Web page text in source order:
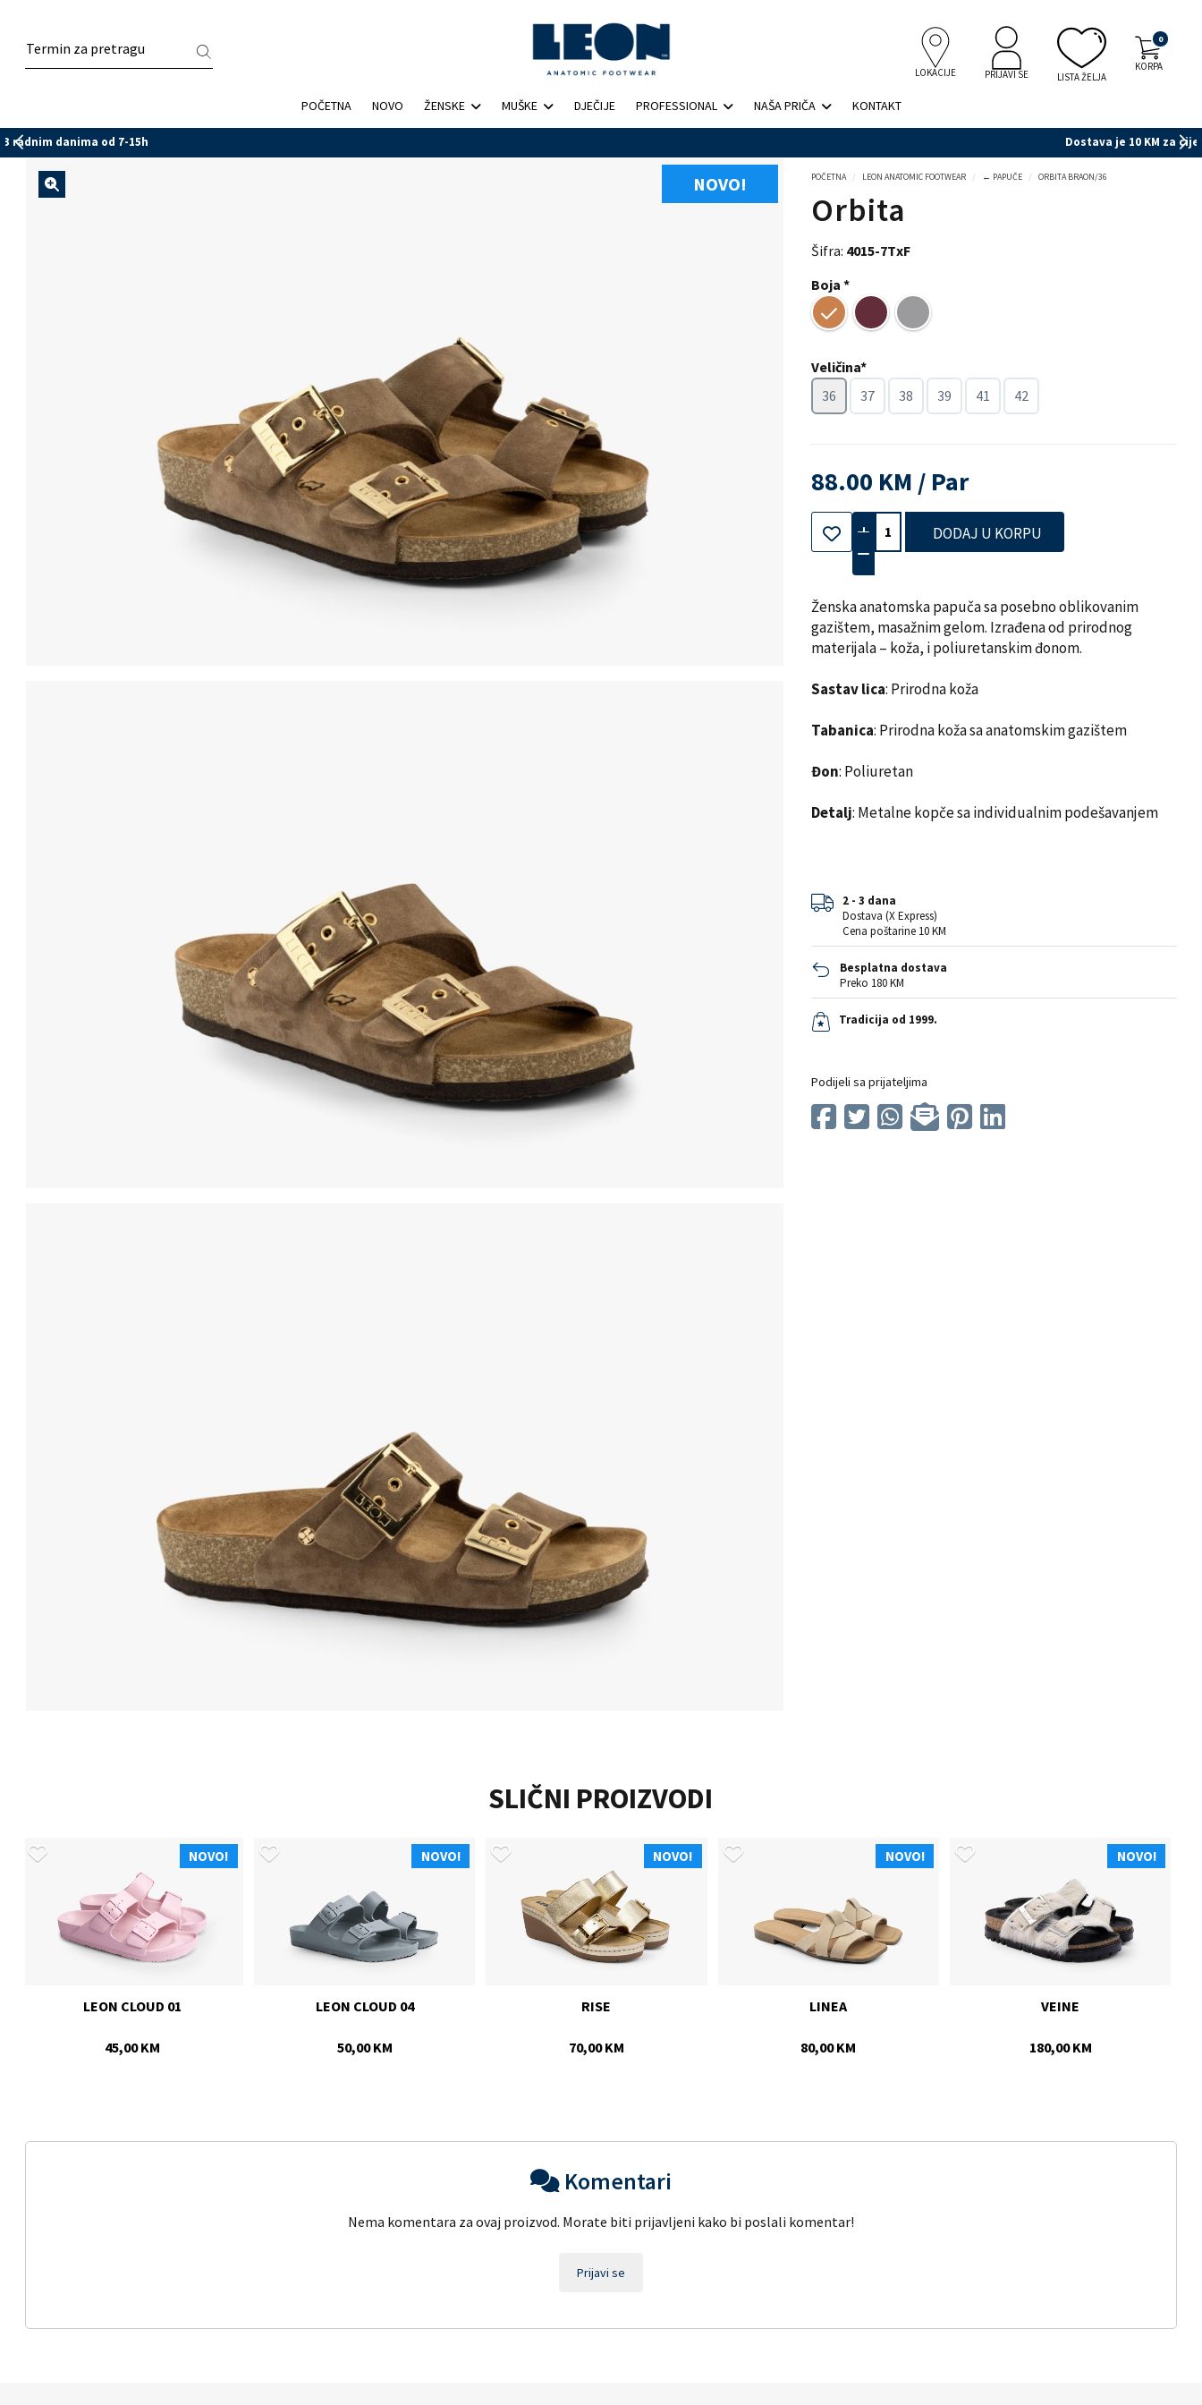
LOKACIJE PRIJAVI SE LISTA ŽELJA
KORPA
0
POČETNA NOVO ŽENSKE MUŠKE DJEČIJE PROFESSIONAL NAŠA PRIČA KONTAKT
Bosnu i Hercegovinu
NOVO! POČETNA LEON ANATOMIC FOOTWEAR ← PAPUČE ORBITA BRAON/36
Orbita
Šifra: 4015-7TxF
Boja *
Veličina*
36
37 38 39 41 42
88.00 KM / Par
DODAJ U KORPU
Ženska anatomska papuča sa posebno oblikovanim
gazištem, masažnim gelom. Izrađena od prirodnog
materijala – koža, i poliuretanskim đonom.
Sastav lica: Prirodna koža
Tabanica: Prirodna koža sa anatomskim gazištem
Đon: Poliuretan
Detalj: Metalne kopče sa individualnim podešavanjem
2 - 3 dana
Dostava (X Express)
Cena poštarine 10 KM
Besplatna dostava
Preko 180 KM
Tradicija od 1999.
Podijeli sa prijateljima
SLIČNI PROIZVODI
NOVO!
LEON CLOUD 01
45,00 KM
NOVO!
LEON CLOUD 04
50,00 KM
NOVO!
RISE
70,00 KM
NOVO!
LINEA
80,00 KM
NOVO!
VEINE
180,00 KM
Komentari
Nema komentara za ovaj proizvod. Morate biti prijavljeni kako bi poslali komentar!
Prijavi se